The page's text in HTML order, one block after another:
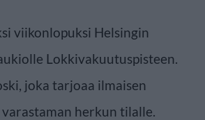
viikonlopuksi Helsingin
Lokkivakuutuspisteen.
joka tarjoaa ilmaisen
herkun tilalle.